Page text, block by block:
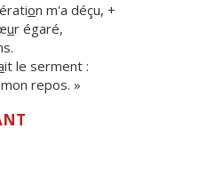
on m'a déçu, +
ur égaré,
it le serment :
repos. »